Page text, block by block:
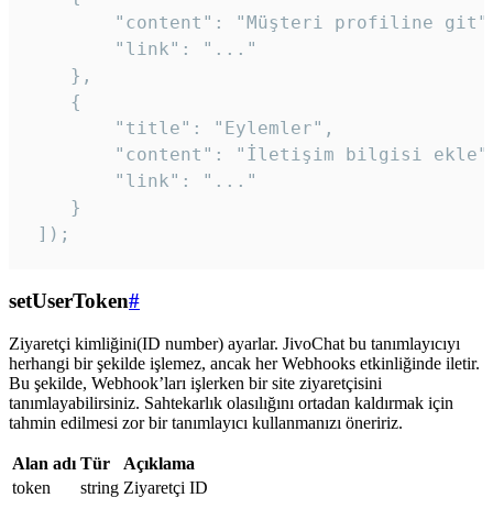
"content": "Müşteri profiline
        "link": "..."
    },
    {
        "title": "Eylemler",
"content": "İletişim bilgisi
        "link": "..."
    }
]);
setUserToken#
Ziyaretçi kimliğini(ID number) ayarlar. JivoChat bu tanımlayıcıyı
herhangi bir şekilde işlemez, ancak her Webhooks etkinliğinde iletir.
Bu şekilde, Webhook’ları işlerken bir site ziyaretçisini
tanımlayabilirsiniz. Sahtekarlık olasılığını ortadan kaldırmak için
tahmin edilmesi zor bir tanımlayıcı kullanmanızı öneririz.
Alan adı Tür
Açıklama
token
string Ziyaretçi ID